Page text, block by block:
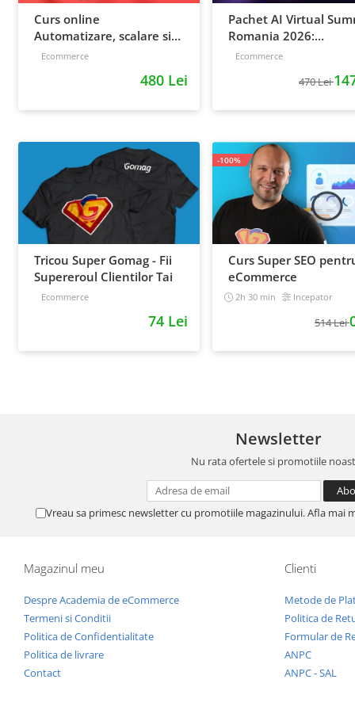
Curs online
Automatizare, scalare si
loializare: ponturi pentru
Ecommerce
480 Lei
Pachet AI Virtual
Romania 2026:
inregistrari +
Ecommerce
470 Lei
Tricou Super Gomag - Fii
Supereroul Clientilor Tai
Ecommerce
74 Lei
Curs Super SEO
eCommerce
2h 30 min Incepator
514 Lei
-100%
Newsletter
Nu rata ofertele si promotiile
Vreau sa primesc newsletter cu promotiile magazinului. Afla mai
Magazinul meu
Despre Academia de eCommerce
Termeni si Conditii
Politica de Confidentialitate
Politica de livrare
Contact
Clienti
Metode de
Politica de
Formular de
ANPC
ANPC - SAL